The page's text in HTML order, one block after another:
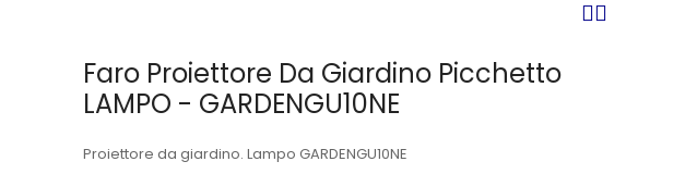
Faro Proiettore Da Giardino Picchetto
LAMPO - GARDENGU10NE
Proiettore da giardino. Lampo GARDENGU10NE